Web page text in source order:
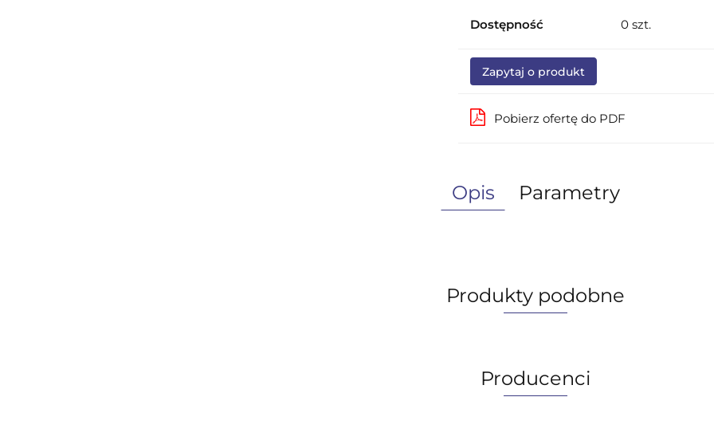
Dostępność 0 szt.
Zapytaj o produkt
Pobierz ofertę do PDF
Opis Parametry
Produkty podobne
Producenci